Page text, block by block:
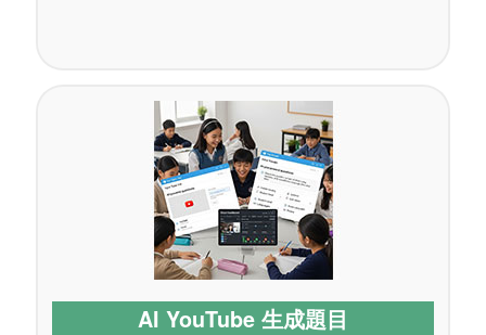
AI YouTube 生成題目